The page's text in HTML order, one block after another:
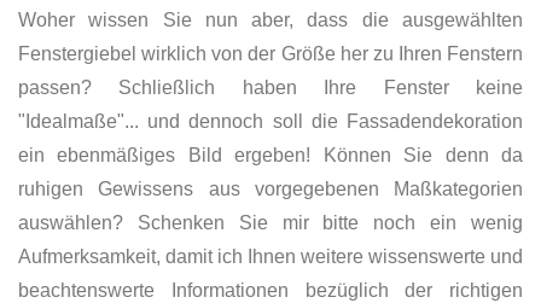
Woher wissen Sie nun aber, dass die ausgewählten
Fenstergiebel wirklich von der Größe her zu Ihren Fenstern
passen? Schließlich haben Ihre Fenster keine
"Idealmaße"... und dennoch soll die Fassadendekoration
ein ebenmäßiges Bild ergeben! Können Sie denn da
ruhigen Gewissens aus vorgegebenen Maßkategorien
auswählen? Schenken Sie mir bitte noch ein wenig
Aufmerksamkeit, damit ich Ihnen weitere wissenswerte und
beachtenswerte Informationen bezüglich der richtigen